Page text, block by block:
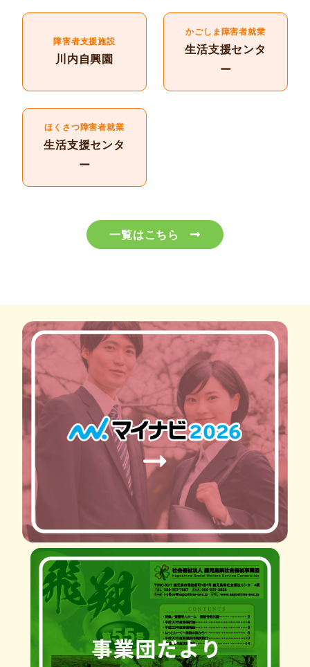
障害者支援施設
川内自興園
かごしま障害者就業
生活支援センタ
ー
ほくさつ障害者就業
生活支援センタ
ー
一覧はこちら